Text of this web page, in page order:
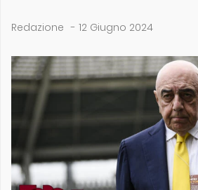
Redazione - 12 Giugno 2024